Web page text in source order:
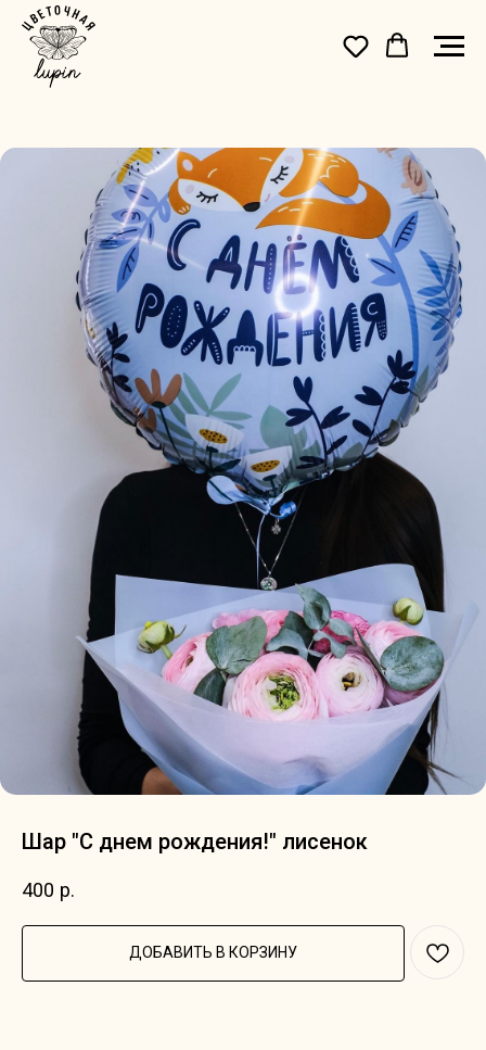
Шар "С днем рождения!" лисенок
400 р.
ДОБАВИТЬ В КОРЗИНУ